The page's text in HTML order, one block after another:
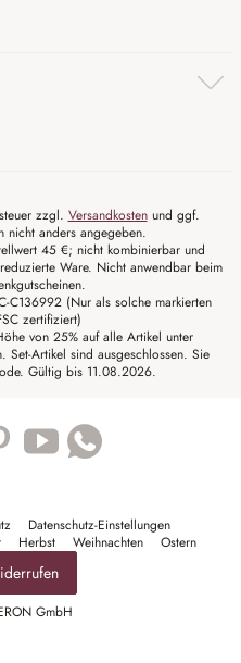
zzgl. Versandkostenund ggf.
nicht anders angegeben.
45 €; nicht kombinierbar und
Ware. Nicht anwendbar beim
C136992 (Nur als solche markierten
zertifiziert)
von 25% auf alle Artikel unter
Artikel sind ausgeschlossen. Sie
Gültig bis 11.08.2026.
Datenschutz-Einstellungen
Herbst Weihnachten Ostern
GmbH